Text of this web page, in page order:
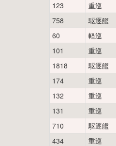
123
重巡
758
駆逐艦
60
軽巡
101
重巡
1818
駆逐艦
174
重巡
132
重巡
131
重巡
710
駆逐艦
434
重巡